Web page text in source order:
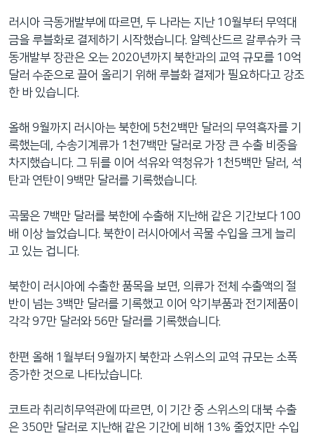
러시아 극동개발부에 따르면, 두 나라는 지난 10월부터 무역대
금을 루블화로 결제하기 시작했습니다. 알렉산드르 갈루슈카 극
동개발부 장관은 오는 2020년까지 북한과의 교역 규모를 10억
달러 수준으로 끌어 올리기 위해 루블화 결제가 필요하다고 강조
한 바 있습니다.
올해 9월까지 러시아는 북한에 5천2백만 달러의 무역흑자를 기
록했는데, 수송기계류가 1천7백만 달러로 가장 큰 수출 비중을
차지했습니다. 그 뒤를 이어 석유와 역청유가 1천5백만 달러, 석
탄과 연탄이 9백만 달러를 기록했습니다.
곡물은 7백만 달러를 북한에 수출해 지난해 같은 기간보다 100
배 이상 늘었습니다. 북한이 러시아에서 곡물 수입을 크게 늘리
고 있는 겁니다.
북한이 러시아에 수출한 품목을 보면, 의류가 전체 수출액의 절
반이 넘는 3백만 달러를 기록했고 이어 악기부품과 전기제품이
각각 97만 달러와 56만 달러를 기록했습니다.
한편 올해 1월부터 9월까지 북한과 스위스의 교역 규모는 소폭
증가한 것으로 나타났습니다.
코트라 취리히무역관에 따르면, 이 기간 중 스위스의 대북 수출
은 350만 달러로 지난해 같은 기간에 비해 13% 줄었지만 수입